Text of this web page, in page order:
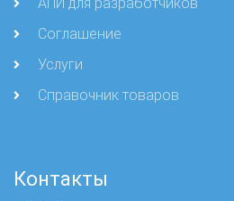
Соглашение
Услуги
Справочник товаров
Контакты